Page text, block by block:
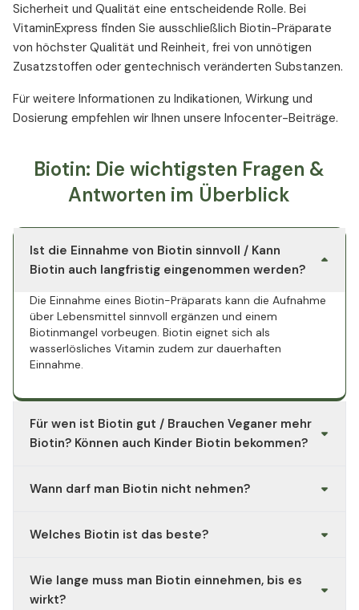
Sicherheit und Qualität eine entscheidende Rolle. Bei
VitaminExpress finden Sie ausschließlich Biotin-Präparate
von höchster Qualität und Reinheit, frei von unnötigen
Zusatzstoffen oder gentechnisch veränderten Substanzen.
Für weitere Informationen zu Indikationen, Wirkung und
Dosierung empfehlen wir Ihnen unsere Infocenter-Beiträge.
Biotin: Die wichtigsten Fragen &
Antworten im Überblick
Ist die Einnahme von Biotin sinnvoll / Kann
Biotin auch langfristig eingenommen werden?
Die Einnahme eines Biotin-Präparats kann die Aufnahme
über Lebensmittel sinnvoll ergänzen und einem
Biotinmangel vorbeugen. Biotin eignet sich als
wasserlösliches Vitamin zudem zur dauerhaften
Einnahme.
Für wen ist Biotin gut / Brauchen Veganer mehr
Biotin? Können auch Kinder Biotin bekommen?
biotinhaltigen Nahrungsergänzung (z.B. Biotin 10000
Haut und Haare von Innen heraus unterstützen möchten.
den Biotinbedarf ebenfalls erhöhen.
Wann darf man Biotin nicht nehmen?
beispielsweise eine Niereninsuffizienz. Wenden Sie sich
Welches Biotin ist das beste?
Biotin-Präparat sprechen, gehören der Verzicht auf
unerwünschte Zusatzstoffe, eine bioaktive, streng
Wie lange muss man Biotin einnehmen, bis es
wirkt?